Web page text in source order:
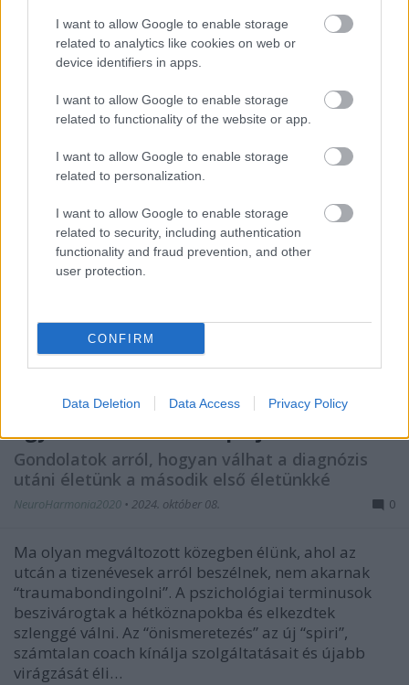
I want to allow Google to enable storage
related to analytics like cookies on web or
device identifiers in apps.
I want to allow Google to enable storage
related to functionality of the website or app.
I want to allow Google to enable storage
related to personalization.
I want to allow Google to enable storage
related to security, including authentication
functionality and fraud prevention, and other
user protection.
CONFIRM
Data Deletion Data Access Privacy Policy
főszereplésével készült filmben. Ez még jóval azelőtt
volt, hogy Fridát felkapta volna a popkultúra és
arcát lépten-nyomon vászontáskákon, gerilla art
matricákon, tetkók tömkelegén és kitűzökön
láthattuk város- és…
Egy felnőtt kliens naplójából ~ 2. rész
Gondolatok arról, hogyan válhat a diagnózis
utáni életünk a második első életünkké
NeuroHarmonia2020 • 2024. október 08. 0
Ma olyan megváltozott közegben élünk, ahol az
utcán a tizenévesek arról beszélnek, nem akarnak
“traumabondingolni”. A pszichológiai terminusok
beszivárogtak a hétköznapokba és elkezdtek
szlenggé válni. Az “önismeretezés” az új “spiri”,
számtalan coach kínálja szolgáltatásait és újabb
virágzását éli…